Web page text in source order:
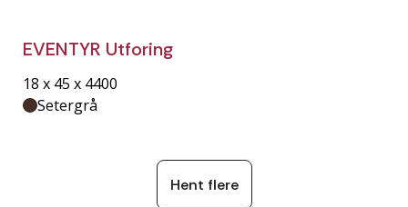
EVENTYR Utforing
18 x 45 x 4400
Setergrå
Hent flere